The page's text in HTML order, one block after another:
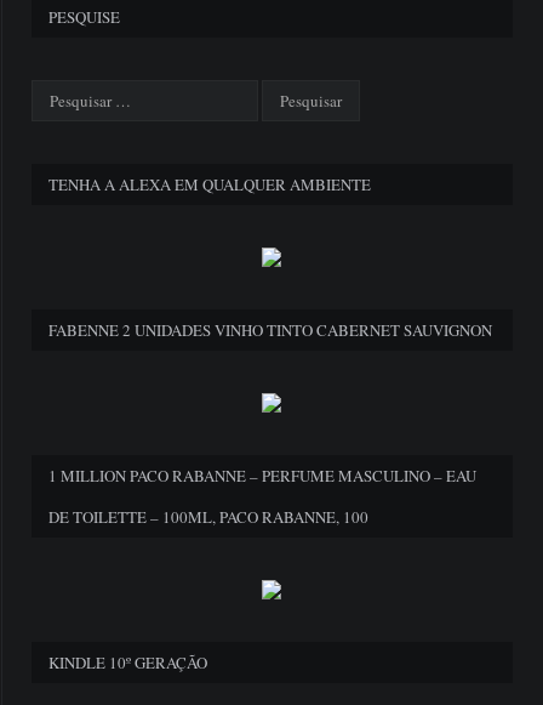
PESQUISE
TENHA A ALEXA EM QUALQUER AMBIENTE
FABENNE 2 UNIDADES VINHO TINTO CABERNET SAUVIGNON
1 MILLION PACO RABANNE – PERFUME MASCULINO – EAU
DE TOILETTE – 100ML, PACO RABANNE, 100
KINDLE 10º GERAÇÃO